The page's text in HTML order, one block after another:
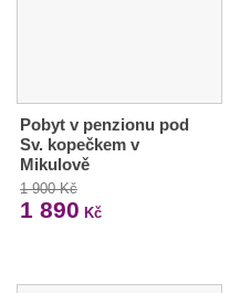
Pobyt v penzionu pod
Sv. kopečkem v
Mikulově
1 900 Kč
1 890 Kč